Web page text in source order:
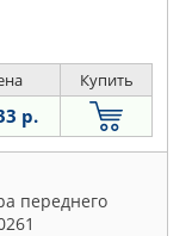
Купить
р.
переднего